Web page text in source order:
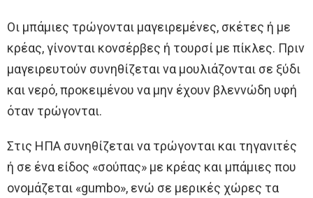
Οι μπάμιες τρώγονται μαγειρεμένες, σκέτες ή με
κρέας, γίνονται κονσέρβες ή τουρσί με πίκλες. Πριν
μαγειρευτούν συνηθίζεται να μουλιάζονται σε ξύδι
και νερό, προκειμένου να μην έχουν βλεννώδη υφή
όταν τρώγονται.
Στις ΗΠΑ συνηθίζεται να τρώγονται και τηγανιτές
ή σε ένα είδος «σούπας» με κρέας και μπάμιες που
ονομάζεται «gumbo», ενώ σε μερικές χώρες τα